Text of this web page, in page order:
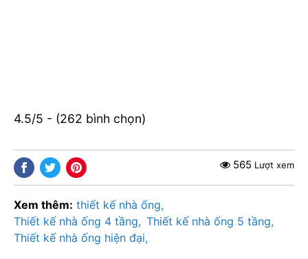
4.5/5 - (262 bình chọn)
565 Lượt xem
Xem thêm: thiết kế nhà ống
Thiết kế nhà ống 4 tầng
Thiết kế nhà ống 5 tầng
Thiết kế nhà ống hiện đại